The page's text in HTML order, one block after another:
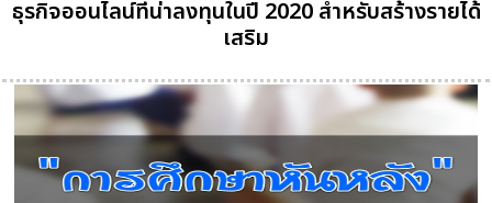
ธุรกิจออนไลน์ที่น่าลงทุนในปี 2020 สำหรับสร้างรายได้
เสริม